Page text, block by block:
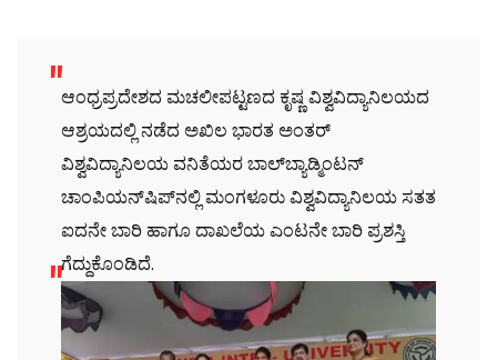
ಆಂಧ್ರಪ್ರದೇಶದ ಮಚಲೀಪಟ್ಟಣದ ಕೃಷ್ಣ ವಿಶ್ವವಿದ್ಯಾನಿಲಯದ
ಆಶ್ರಯದಲ್ಲಿ ನಡೆದ ಅಖಿಲ ಭಾರತ ಅಂತರ್
ವಿಶ್ವವಿದ್ಯಾನಿಲಯ ವನಿತೆಯರ ಬಾಲ್‌ಬ್ಯಾಡ್ಮಿಂಟನ್
ಚಾಂಪಿಯನ್‌ಷಿಪ್‌ನಲ್ಲಿ ಮಂಗಳೂರು ವಿಶ್ವವಿದ್ಯಾನಿಲಯ ಸತತ
ಐದನೇ ಬಾರಿ ಹಾಗೂ ದಾಖಲೆಯ ಎಂಟನೇ ಬಾರಿ ಪ್ರಶಸ್ತಿ
ಗೆದ್ದುಕೊಂಡಿದೆ.